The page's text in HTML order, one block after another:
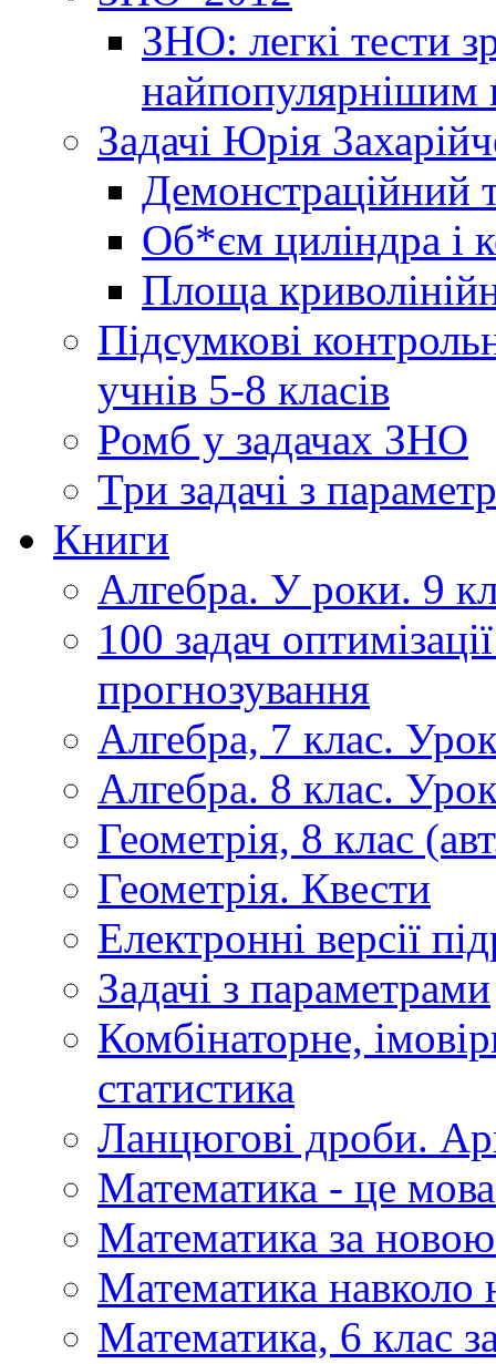
ЗНО: легкі тести
найпопулярнішим
Задачі Юрія
Демонстраційний
Об*єм циліндра і
Площа
Підсумкові
учнів 5-8 класів
Ромб у задачах ЗНО
Три задачі з
Книги
Алгебра. У роки. 9
100 задач
прогнозування
Алгебра, 7 клас.
Алгебра. 8 клас.
Геометрія, 8 клас
Геометрія. Квести
Електронні версії
Задачі з параметрами
Комбінаторне,
статистика
Ланцюгові дроби.
Математика - це
Математика за
Математика навколо
Математика, 6 клас